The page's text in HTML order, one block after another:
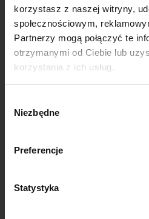
korzystasz z naszej witryny,
społecznościowym,
Partnerzy mogą połączyć te
otrzymanymi od Ciebie lub
korzystania z ich usług.
zgody
Niezbędne
Preferencje
Statystyka
Mieszkanie
Pokoje
Przejdź do karty mieszkania